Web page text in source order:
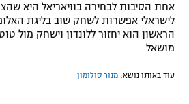
אחת הסיבות לבחירה בוויאריאל היא
לישראלי אפשרות לשחק שוב בליגת
הראשון הוא יחזור ללונדון וישחק מול
מושאל
עוד באותו נושא: מנור סולומון